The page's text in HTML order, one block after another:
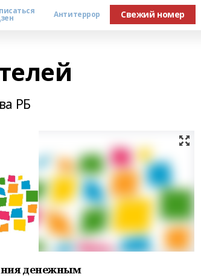
Антитеррор Свежий номер
РБ
денежным